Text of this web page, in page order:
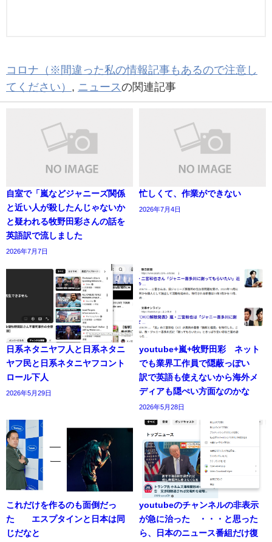
コロナ（※間違った私の情報記事もあるので注意し
てください） , ニュースの関連記事
自室で「嵐などジャニーズ関係
と近い人が殺したんじゃないか
と疑われる牧野田彩さんの話を
英語訳で流しました
2026年7月7日
忙しくて、作業ができない
2026年7月4日
日系ネタニヤフ人と日系ネタニ
ヤフ民と日系ネタニヤフコント
ロール下人
2026年5月29日
youtube+嵐+牧野田彩 ネット
でも業界工作員で隠蔽っぽい
訳で英語も使えないから海外メ
ディアも隠ぺい方面なのかな
2026年5月28日
これだけを作るのも面倒だっ
た エスプタインと日本は同
じだなと
youtubeのチャンネルの非表示
が急に治った ・・・と思った
ら、日本のニュース番組だけ復